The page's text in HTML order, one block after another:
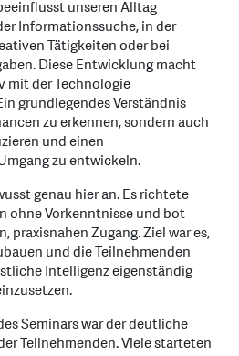
unseren Alltag
Informationssuche, in der
Tätigkeiten oder bei
Diese Entwicklung macht
mit der Technologie
grundlegendes Verständnis
zu erkennen, sondern auch
und einen
zu entwickeln.
genau hier an. Es richtete
ohne Vorkenntnisse und bot
praxisnahen Zugang. Ziel war es,
und die Teilnehmenden
Intelligenz eigenständig
Seminars war der deutliche
Teilnehmenden. Viele starteten